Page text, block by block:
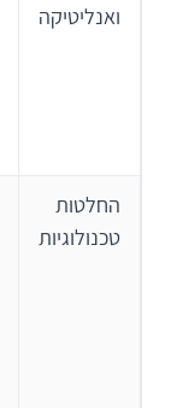
ואנליטיקה
החלטות
טכנולוגיות